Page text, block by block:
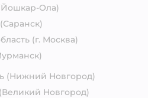
Ола)
(Саранск)
(г. Москва)
(Нижний Новгород)
(Великий Новгород)